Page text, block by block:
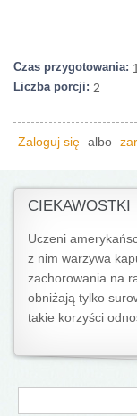
Czas przygotowania:
Liczba porcji: 2
Zaloguj się albo
CIEKAWOSTKI
Uczeni
z nim warzywa
zachorowania na
obniżają tylko
takie korzyści
Formularz
Szukaj